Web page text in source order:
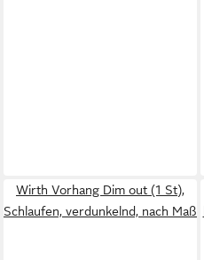
Wirth Vorhang Dim out (1 St),
Schlaufen, verdunkelnd, nach Maß